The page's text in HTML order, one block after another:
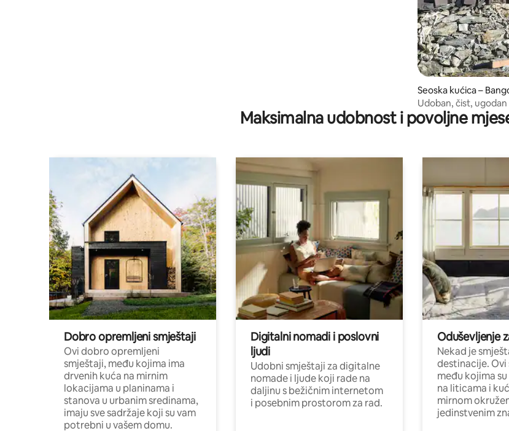
Seoska kućica –
Udoban, čist,
Gilfach
Maksimalna udobnost i povoljne
Dobro opremljeni smještaji
Ovi dobro opremljeni
smještaji, među kojima ima
drvenih kuća na mirnim
lokacijama u planinama i
stanova u urbanim sredinama,
imaju sve sadržaje koji su vam
potrebni u vašem domu.
Digitalni nomadi i poslovni
ljudi
Udobni smještaji za digitalne
nomade i ljude koji rade na
daljinu s bežičnim internetom
i posebnim prostorom za rad.
Oduševljenje
Nekad je
destinacije. Ovi
među kojima
na liticama i
mirnom
jedinstvenim